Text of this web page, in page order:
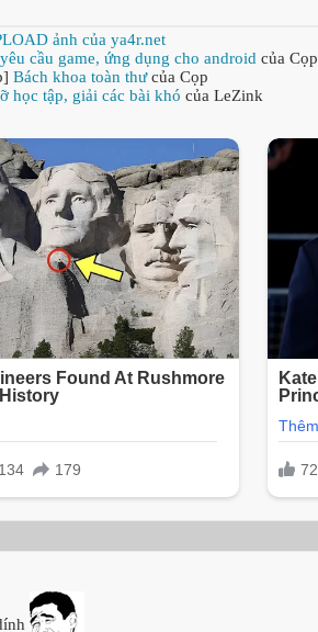
ảnh của ya4r.net
cầu game, ứng dụng cho android của Cọp
Bách khoa toàn thưcủa Cọp
học tập, giải các bài khó của LeZink